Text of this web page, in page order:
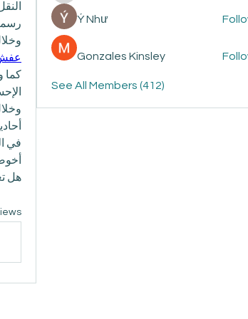
كما
هل
Ý Như
Gonzales Kinsley
See All Members (412)